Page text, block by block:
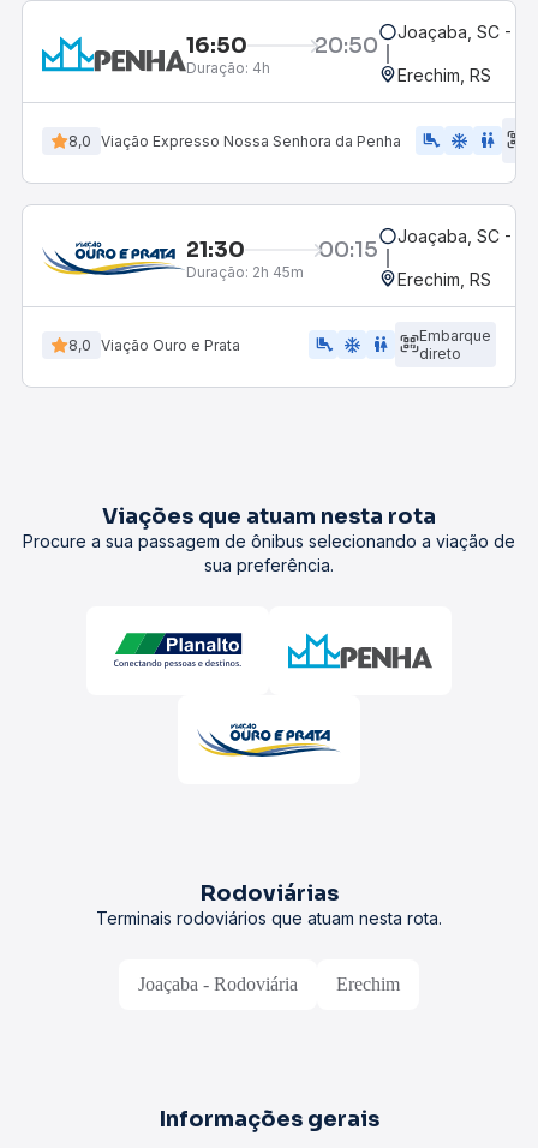
16:50 20:50
Duração: 4h
Joaçaba, SC -
Erechim, RS
8,0 Viação Expresso Nossa Senhora da Penha airline_seat_legroom_extra ac_unit WC
21:30 00:15
Duração: 2h 45m
Joaçaba, SC -
Erechim, RS
8,0 Viação Ouro e Prata airline_seat_legroom_extra ac_unit WC
Embarque
direto
Viações que atuam nesta rota
Procure a sua passagem de ônibus selecionando a viação de
sua preferência.
Rodoviárias
Terminais rodoviários que atuam nesta rota.
Joaçaba - Rodoviária Erechim
Informações gerais